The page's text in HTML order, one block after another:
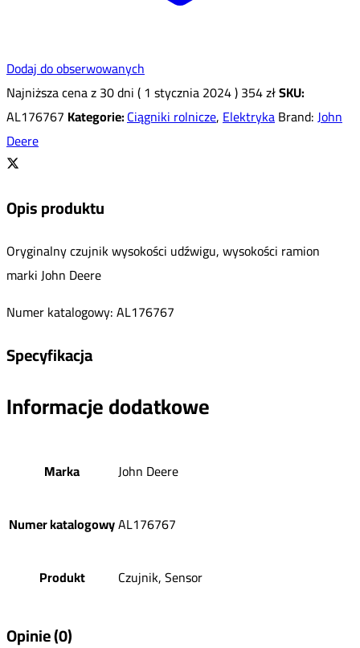
Dodaj do obserwowanych
Najniższa cena z 30 dni (1 stycznia 2024)354złSKU:
AL176767 Kategorie:Ciągniki rolnicze,ElektrykaBrand:John
Deere
Opis produktu
Oryginalny czujnik wysokości udźwigu, wysokości ramion
marki John Deere
Numer katalogowy: AL176767
Specyfikacja
Informacje dodatkowe
Marka John Deere
Numer katalogowyAL176767
Produkt Czujnik, Sensor
Opinie (0)